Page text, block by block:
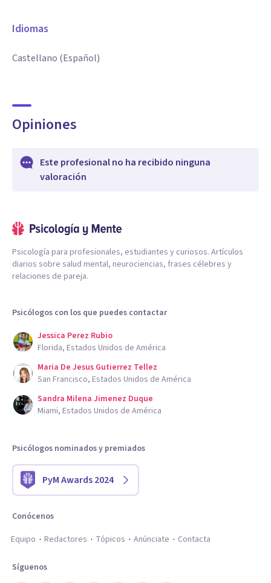
Idiomas
Castellano (Español)
Opiniones
Este profesional no ha recibido ninguna
valoración
Psicología para profesionales, estudiantes y curiosos. Artículos
diarios sobre salud mental, neurociencias, frases célebres y
relaciones de pareja.
Psicólogos con los que puedes contactar
Jessica Perez Rubio
Florida, Estados Unidos de América
Maria De Jesus Gutierrez Tellez
San Francisco, Estados Unidos de América
Sandra Milena Jimenez Duque
Miami, Estados Unidos de América
Psicólogos nominados y premiados
PyM Awards 2024
Conócenos
Equipo
Redactores Tópicos Anúnciate Contacta
Síguenos